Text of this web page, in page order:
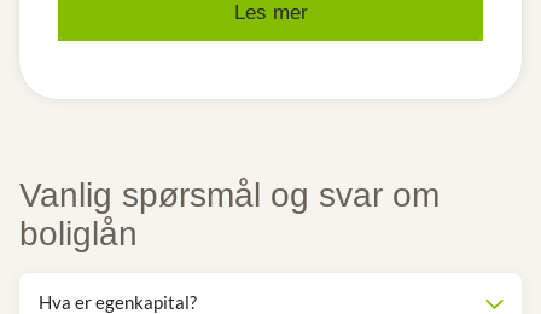
Les mer
Vanlig spørsmål og svar om
boliglån
Hva er egenkapital?